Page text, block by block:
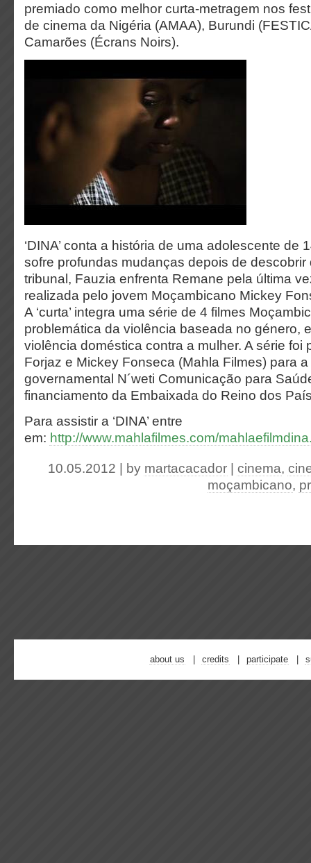
premiado como melhor curta-metragem nos
de cinema da Nigéria (AMAA), Burundi
Camarões (Écrans Noirs).
‘DINA’ conta a história de uma adolescente de
sofre profundas mudanças depois de
tribunal, Fauzia enfrenta Remane pela última
realizada pelo jovem Moçambicano Mickey
A ‘curta’ integra uma série de 4 filmes
problemática da violência baseada no género,
violência doméstica contra a mulher. A série foi
Forjaz e Mickey Fonseca (Mahla Filmes) para
governamental N´weti Comunicação para
financiamento da Embaixada do Reino dos
Para assistir a ‘DINA’ entre
em: http://www.mahlafilmes.com/
10.05.2012 | by martacacador cinema,
moçambicano,
about us credits participate